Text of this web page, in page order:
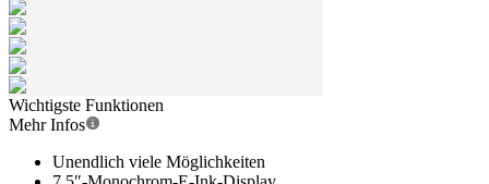
Wichtigste Funktionen
Mehr Infos
Unendlich viele Möglichkeiten